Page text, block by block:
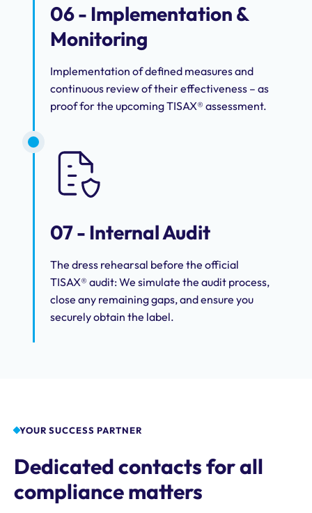
06 - Implementation &
Monitoring
Implementation of defined measures and
continuous review of their effectiveness – as
proof for the upcoming TISAX® assessment.
07 - Internal Audit
The dress rehearsal before the official
TISAX® audit: We simulate the audit process,
close any remaining gaps, and ensure you
securely obtain the label.
YOUR SUCCESS PARTNER
Dedicated contacts for all
compliance matters